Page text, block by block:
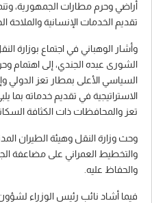
أراضي وحرم مطارات الجمهورية،
تقديم الخدمات الإنسانية والملاحة
وأشار الوهباني في اجتماع بوزارة
الشورى عبده الجندي، إلى اهتمام
السياسي الأعلى بمطار تعز الدولي
الاستراتيجية في تقديم خدماته بما
تعز والمحافظات ذات الكثافة
وحث وزارة النقل وهيئة الطيران
والتخطيط العمراني على مضاعفة
والحفاظ عليه.
فيما أشاد نائب رئيس الوزراء